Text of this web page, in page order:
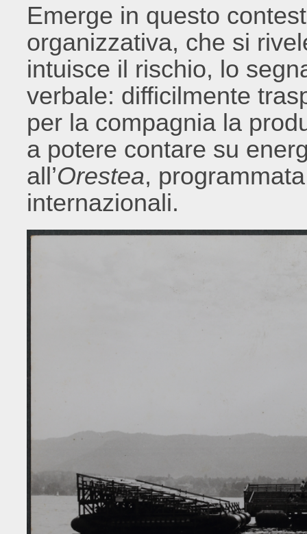
Emerge in questo
organizzativa, che si
intuisce il rischio, lo
verbale: difficilmente
per la compagnia la
a potere contare su
all’Orestea,
internazionali.